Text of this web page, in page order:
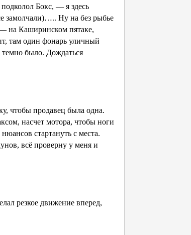
Бокс, — я здесь
замолчали)….. Ну на без рыбье
на Каширинском пятаке,
там один фонарь уличный
темно было. Дождаться
чтобы продавец была одна.
насчет мотора, чтобы ноги
стартануть с места.
всё проверну у меня и
резкое движение вперед,